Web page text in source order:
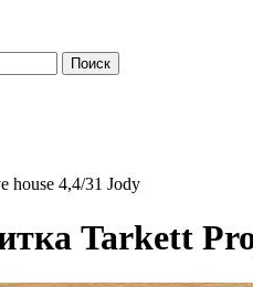
house 4,4/31 Jody
Tarkett